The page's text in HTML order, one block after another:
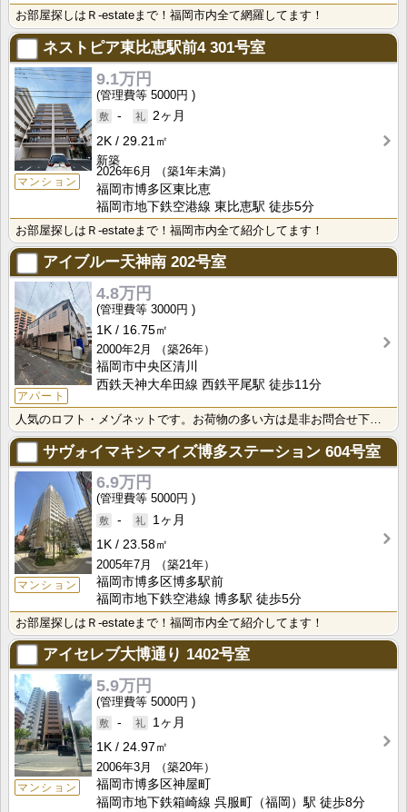
お部屋探しはＲ-estateまで！福岡市内全て網羅してます！
ネストピア東比恵駅前4301号室
マンション
9.1万円
5000円
-
2ヶ月
2K
29.21㎡
新築
2026年6月
（築1年未満）
福岡市博多区東比恵
福岡市地下鉄空港線 東比恵駅 徒歩5分
お部屋探しはＲ-estateまで！福岡市内全て紹介してます！
アイブルー天神南 202号室
アパート
4.8万円
3000円
1K
16.75㎡
2000年2月
（築26年）
福岡市中央区清川
西鉄天神大牟田線 西鉄平尾駅 徒歩11分
サヴォイマキシマイズ博多ステーション 604号室
マンション
6.9万円
5000円
-
1ヶ月
1K
23.58㎡
2005年7月
（築21年）
福岡市博多区博多駅前
福岡市地下鉄空港線 博多駅 徒歩5分
お部屋探しはＲ-estateまで！福岡市内全て紹介してます！
アイセレブ大博通り 1402号室
マンション
5.9万円
5000円
-
1ヶ月
1K
24.97㎡
2006年3月
（築20年）
福岡市博多区神屋町
福岡市地下鉄箱崎線 呉服町（福岡）駅 徒歩8分